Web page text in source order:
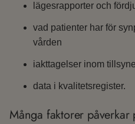
lägesrapporter och
vad patienter har för
vården
iakttagelser inom
data i kvalitetsregister.
Många faktorer påverkar